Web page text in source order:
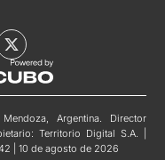
Argentina. Director
Territorio Digital S.A. |
| 10 de agosto de 2026